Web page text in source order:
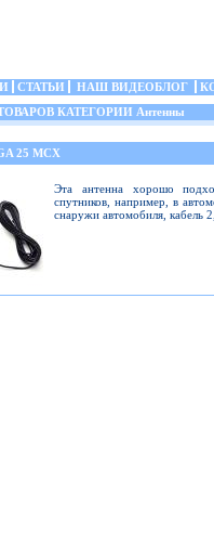
СТАТЬИ НАШ ВИДЕОБЛОГ
КАТЕГОРИИ Антенны
25 MCX
Эта антенна хорошо
спутников, например, в
снаружи автомобиля, кабель